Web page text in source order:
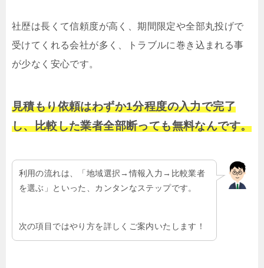
社歴は長くて信頼度が高く、期間限定や全部丸投げで
受けてくれる会社が多く、トラブルに巻き込まれる事
が少なく安心です。
見積もり依頼はわずか1分程度の入力で完了
し、比較した業者全部断っても無料なんです。
利用の流れは、「地域選択→情報入力→比較業者
を選ぶ」といった、カンタンなステップです。
次の項目ではやり方を詳しくご案内いたします！